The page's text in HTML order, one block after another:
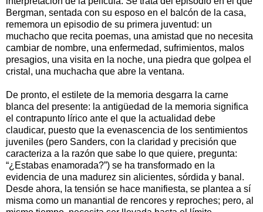
Bergman, sentada con su esposo en el balcón de la casa,
rememora un episodio de su primera juventud: un
muchacho que recita poemas, una amistad que no necesita
cambiar de nombre, una enfermedad, sufrimientos, malos
presagios, una visita en la noche, una piedra que golpea el
cristal, una muchacha que abre la ventana.
De pronto, el estilete de la memoria desgarra la carne
blanca del presente: la antigüedad de la memoria significa
el contra­punto lírico ante el que la actualidad debe
claudicar, puesto que la evenascencia de los sentimientos
juveniles (pero Sanders, con la claridad y precisión que
caracteriza a la razón que sabe lo que quiere, pregunta:
“¿Estabas enamo­rada?”) se ha transformado en la
evidencia de una madurez sin alicientes, sórdida y banal.
Desde ahora, la tensión se hace manifiesta, se plantea a sí
misma como un manantial de rencores y reproches; pero, al